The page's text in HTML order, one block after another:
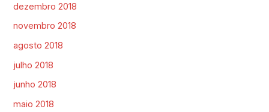
dezembro 2018
novembro 2018
agosto 2018
julho 2018
junho 2018
maio 2018